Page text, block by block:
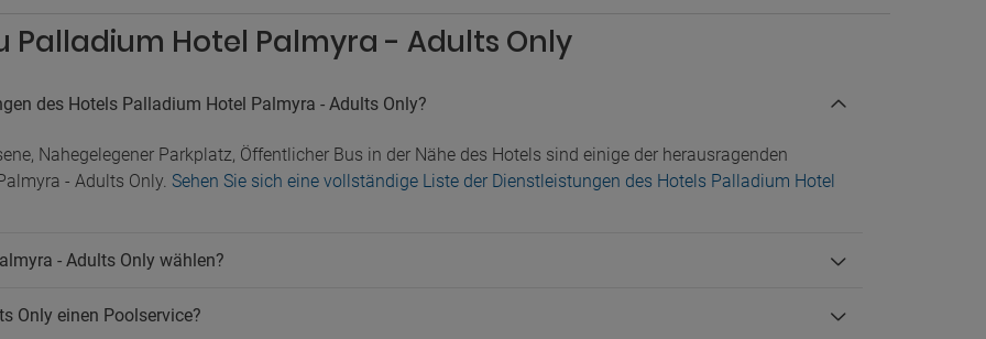
Palladium Hotel Palmyra - Adults Only
des Hotels Palladium Hotel Palmyra - Adults Only?
Nahegelegener Parkplatz, Öffentlicher Bus in der Nähe des Hotels sind einige der herausragenden
- Adults Only. Sehen Sie sich eine vollständige Liste der Dienstleistungen des Hotels Palladium Hotel
- Adults Only wählen?
Only einen Poolservice?